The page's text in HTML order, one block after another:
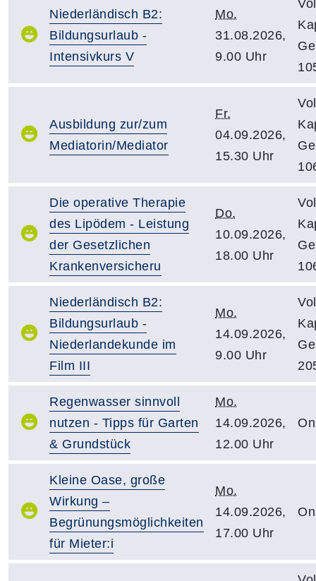
Niederländisch B2:
Bildungsurlaub -
Intensivkurs V
Mo.
31.08.2026,
9.00 Uhr
Ausbildung zur/zum
Mediatorin/Mediator
Fr.
04.09.2026,
15.30 Uhr
Die operative Therapie
des Lipödem - Leistung
der Gesetzlichen
Krankenversicheru
Do.
10.09.2026,
18.00 Uhr
Niederländisch B2:
Bildungsurlaub -
Niederlandekunde im
Film III
Mo.
14.09.2026,
9.00 Uhr
Regenwasser sinnvoll
nutzen - Tipps für Garten
& Grundstück
Mo.
14.09.2026,
12.00 Uhr
Kleine Oase, große
Wirkung –
Begrünungsmöglichkeiten
für Mieter:i
Mo.
14.09.2026,
17.00 Uhr